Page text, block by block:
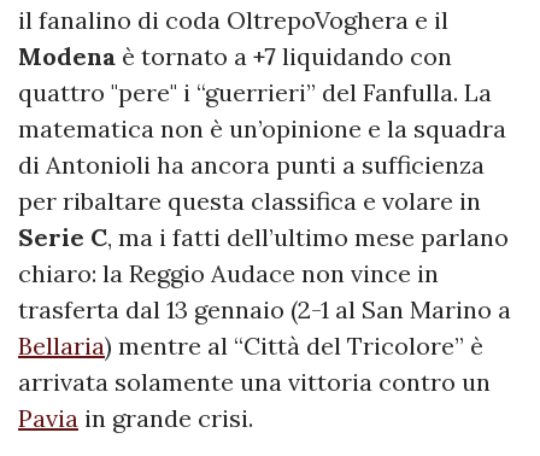
il fanalino di coda OltrepoVoghera e il
Modena è tornato a +7 liquidando con
quattro "pere" i “guerrieri” del Fanfulla. La
matematica non è un’opinione e la squadra
di Antonioli ha ancora punti a sufficienza
per ribaltare questa classifica e volare in
Serie C, ma i fatti dell’ultimo mese parlano
chiaro: la Reggio Audace non vince in
trasferta dal 13 gennaio (2-1 al San Marino a
Bellaria) mentre al “Città del Tricolore” è
arrivata solamente una vittoria contro un
Pavia in grande crisi.